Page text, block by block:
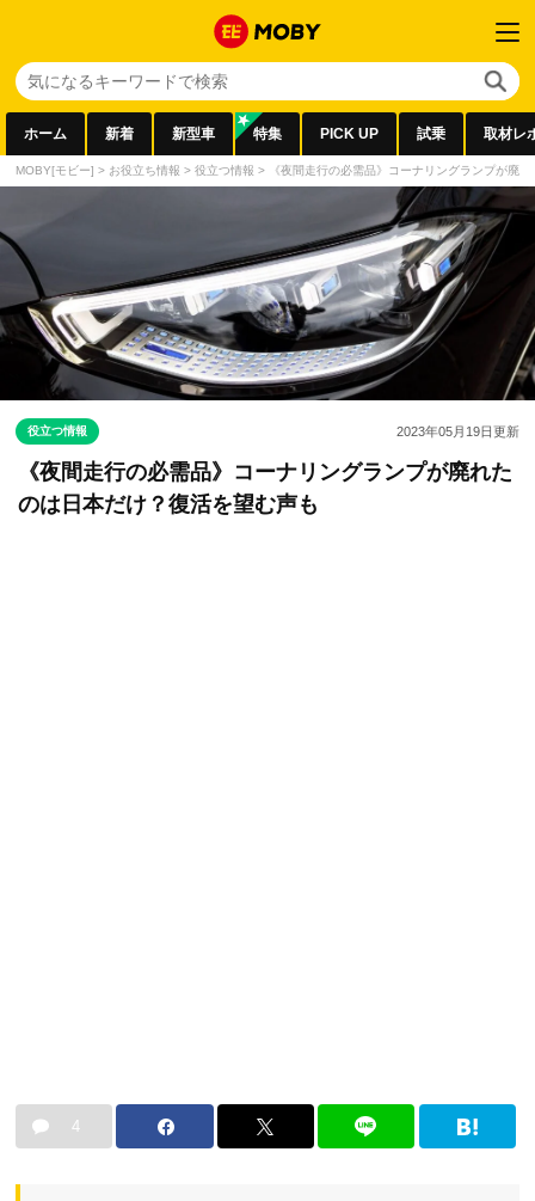
ホーム 新着 新型車 特集 PICK UP 試乗 取材レ
MOBY[モビー] > お役立ち情報 > 役立つ情報 > 《夜間走行の必需品》コーナリングランプが廃
役立つ情報 2023年05月19日更新
《夜間走行の必需品》コーナリングランプが廃れた
のは日本だけ？復活を望む声も
4